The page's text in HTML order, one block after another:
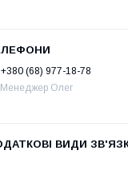
+380 (68) 977-18-78
Менеджер Олег